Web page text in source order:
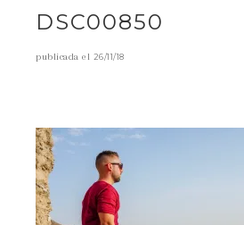
DSC00850
publicada el 26/11/18